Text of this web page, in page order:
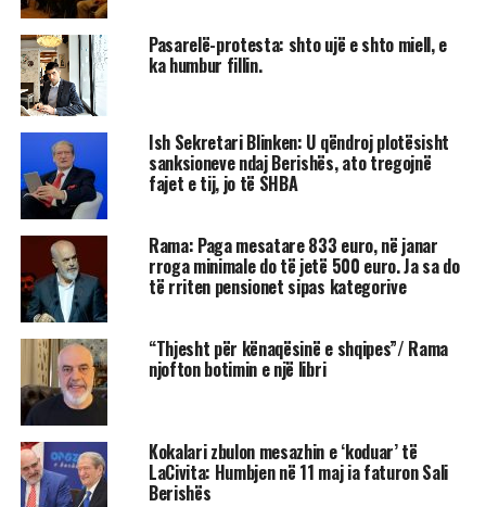
Pasarelë-protesta: shto ujë e shto miell, e
ka humbur fillin.
Ish Sekretari Blinken: U qëndroj plotësisht
sanksioneve ndaj Berishës, ato tregojnë
fajet e tij, jo të SHBA
Rama: Paga mesatare 833 euro, në janar
rroga minimale do të jetë 500 euro. Ja sa do
të rriten pensionet sipas kategorive
“Thjesht për kënaqësinë e shqipes”/ Rama
njofton botimin e një libri
Kokalari zbulon mesazhin e ‘koduar’ të
LaCivita: Humbjen në 11 maj ia faturon Sali
Berishës